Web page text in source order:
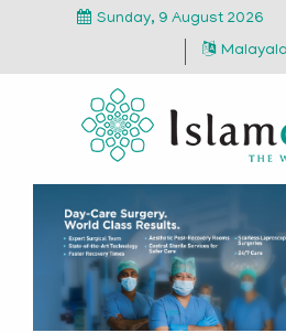
Sunday, 9 August 2026